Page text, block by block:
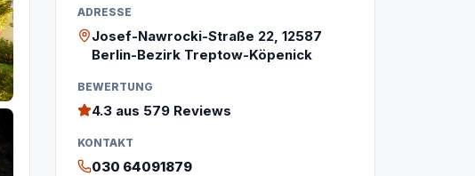
ADRESSE
Josef-Nawrocki-Straße 22, 12587
Berlin-Bezirk Treptow-Köpenick
BEWERTUNG
4.3 aus 579 Reviews
KONTAKT
030 64091879